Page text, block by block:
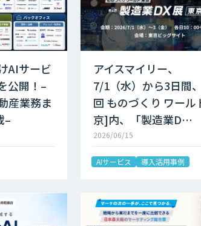
AIサービ
公開！–
産業務ま
–
アイスマイリー、
7/1（水）から3日間
回 ものづくり ワール
京]内、「製造業D…
2026/06/15
AIサービス 導入活用事例